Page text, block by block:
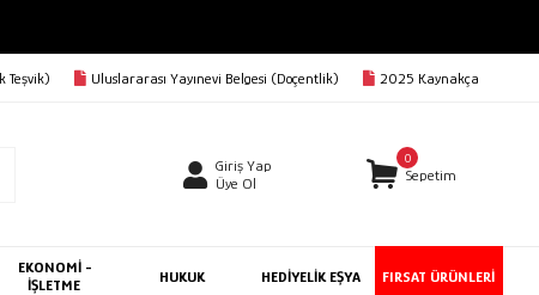
Teşvik) Uluslararası Yayınevi Belgesi (Doçentlik) 2025 Kaynakça
Giriş Yap
Üye Ol
0
Sepetim
EKONOMİ -
İŞLETME
HUKUK HEDİYELİK EŞYA FIRSAT ÜRÜNLERİ